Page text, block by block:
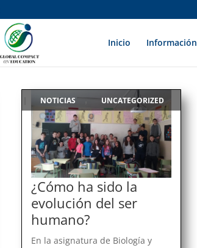
Inicio Información
¿Cómo ha sido la
evolución del ser
humano?
NOTICIAS , UNCATEGORIZED
En la asignatura de Biología y